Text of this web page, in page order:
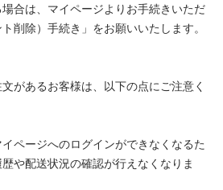
合は、マイページよりお手続きいただ
削除）手続き」をお願いいたします。
があるお客様は、以下の点にご注意く
ページへのログインができなくなるた
や配送状況の確認が行えなくなりま